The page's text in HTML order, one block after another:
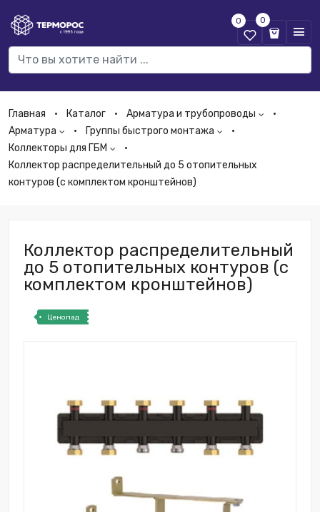
0 0
Главная Каталог
Арматура и трубопроводы
Арматура
Группы быстрого монтажа
Коллекторы для ГБМ
Коллектор распределительный до 5 отопительных
контуров (с комплектом кронштейнов)
Коллектор распределительный
до 5 отопительных контуров (с
комплектом кронштейнов)
Ценопад